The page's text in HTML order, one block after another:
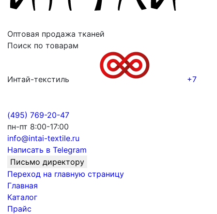
Оптовая продажа тканей
Поиск по товарам
Интай-текстиль +7
(495) 769-20-47
пн-пт 8:00-17:00
info@intai-textile.ru
Написать в Telegram
Письмо директору
Переход на главную страницу
Главная
Каталог
Прайс